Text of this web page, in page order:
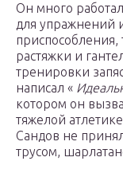
Он много
для упражнений
растяжки и
тренировки
написал «
котором он
тяжелой
Сандов не
трусом,